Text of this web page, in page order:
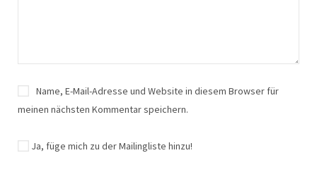
Name, E-Mail-Adresse und Website in diesem Browser für
meinen nächsten Kommentar speichern.
Ja, füge mich zu der Mailingliste hinzu!